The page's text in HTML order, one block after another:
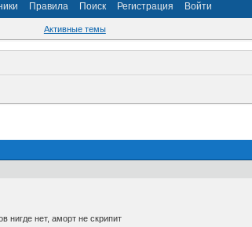
Правила Поиск Регистрация Войти
Активные темы
нигде нет, аморт не скрипит